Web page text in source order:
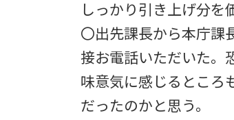
しっかり引き上げ分を
〇出先課長から本庁課
接お電話いただいた。
味意気に感じるところ
だったのかと思う。